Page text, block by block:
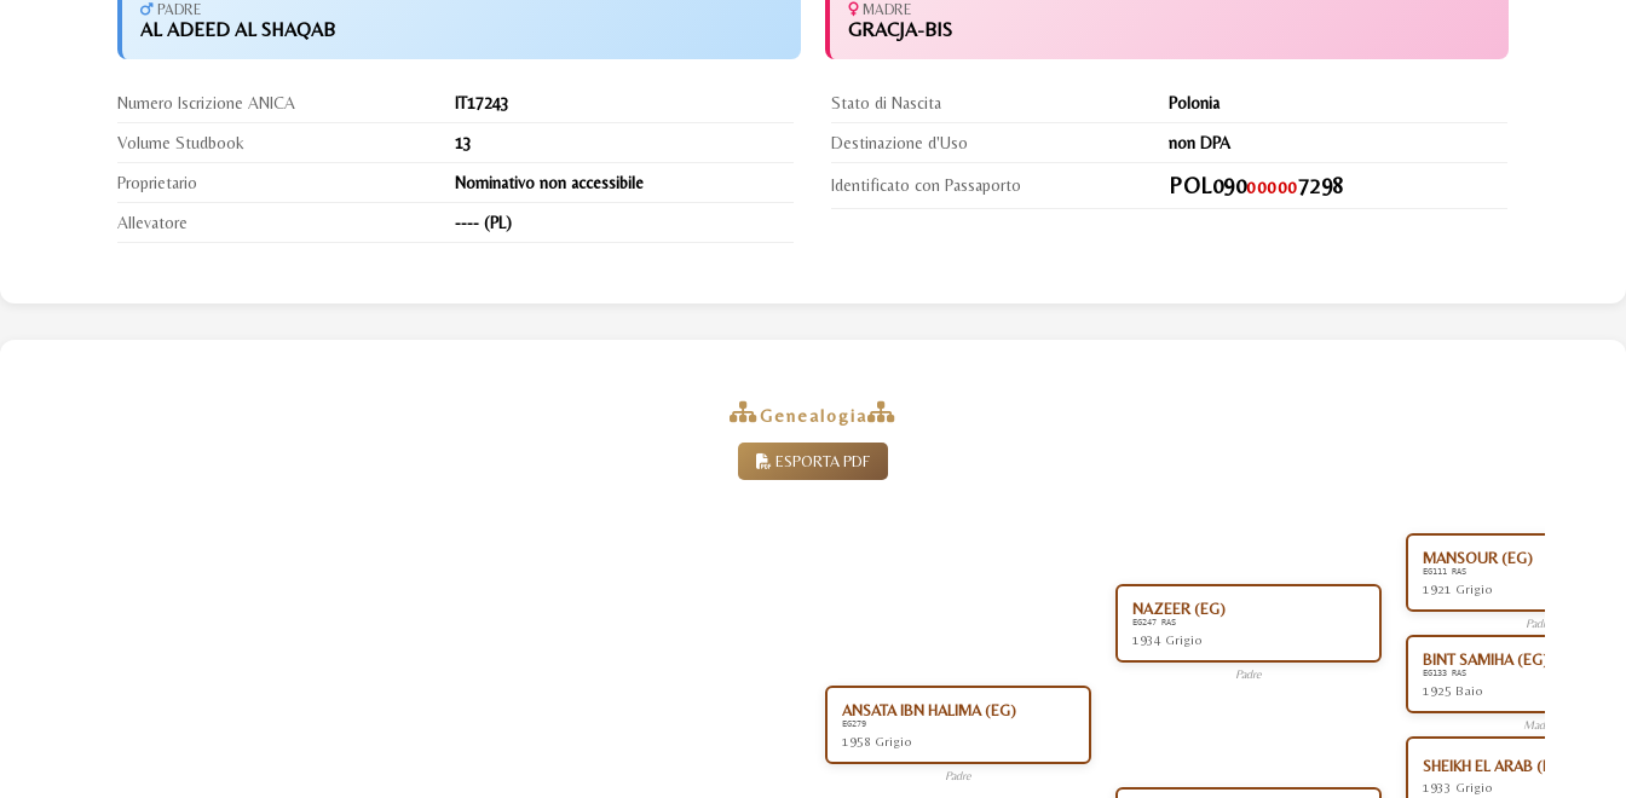
PADRE
AL ADEED AL SHAQAB
MADRE
GRACJA-BIS
Numero Iscrizione ANICA IT17243
Volume Studbook 13
Proprietario Nominativo non accessibile
Allevatore ---- (PL)
Stato di Nascita Polonia
Destinazione d'Uso non DPA
Identificato con Passaporto POL090000007298
Genealogia
ESPORTA PDF
ANSATA IBN HALIMA (EG)
EG279
1958 Grigio
Padre
NAZEER (EG)
EG247 RAS
1934 Grigio
Padre
MANSOUR (EG)
EG111 RAS
1921 Grigio
Padre
BINT SAMIHA (EG)
EG133 RAS
1925 Baio
Madre
SHEIKH EL ARAB (EG)
1933 Grigio